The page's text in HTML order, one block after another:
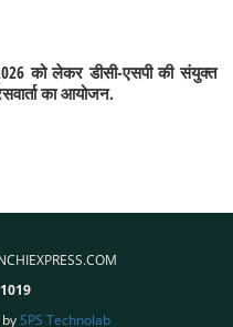
को लेकर डीसी-एसपी की संयुक्त
का आयोजन.
1019
SPS Technolab